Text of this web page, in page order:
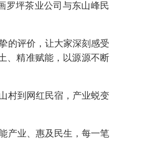
罗坪茶业公司与东山峰民
的评价，让大家深刻感受
、精准赋能，以源源不断
村到网红民宿，产业蜕变
产业、惠及民生，每一笔